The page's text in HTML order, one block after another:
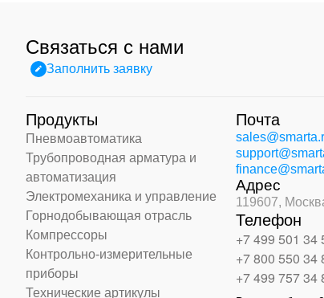
Связаться с нами
Заполнить заявку
Продукты
Пневмоавтоматика
Трубопроводная арматура и
автоматизация
Электромеханика и управление
Горнодобывающая отрасль
Компрессоры
Контрольно-измерительные
приборы
Технические артикулы
Почта
Адрес
119607,
Телефон
+7 499 501 34
+7 800 550 34
+7 499 757 34